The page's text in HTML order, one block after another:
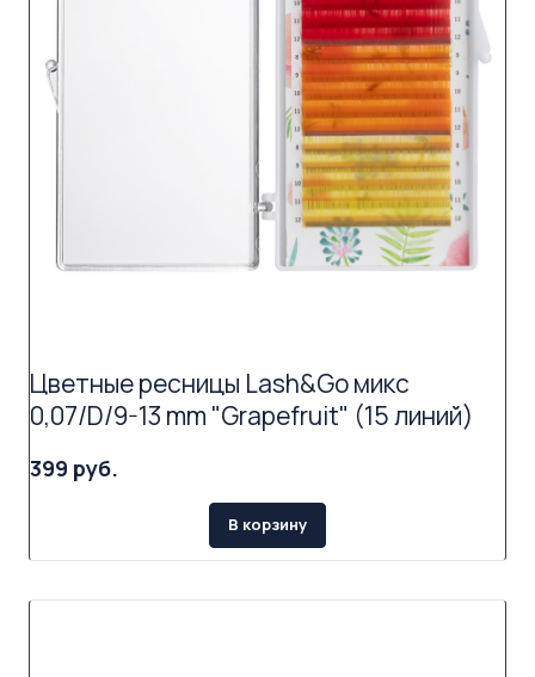
Цветные ресницы Lash&Go микс
0,07/D/9-13 mm "Grapefruit" (15 линий)
399 руб.
В корзину